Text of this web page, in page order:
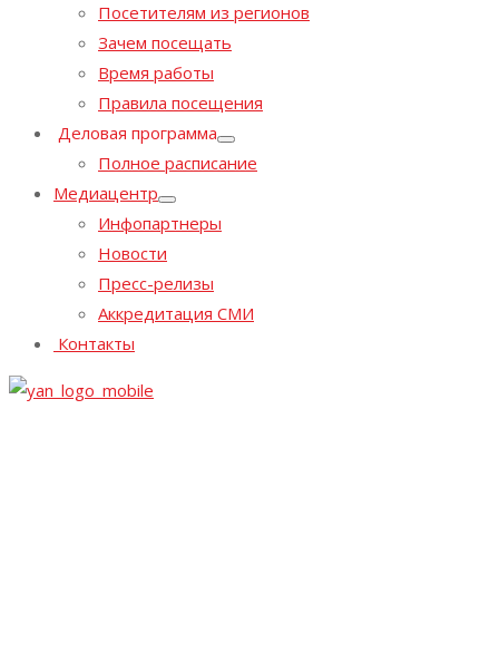
Посетителям из регионов
Зачем посещать
Время работы
Правила посещения
Деловая программа
Полное расписание
Медиацентр
Инфопартнеры
Новости
Пресс-релизы
Аккредитация СМИ
Контакты